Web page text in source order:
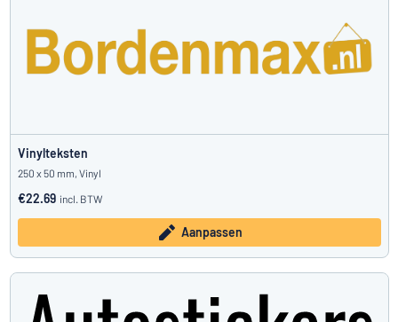
Vinylteksten
250 x 50 mm, Vinyl
€22.69 incl. BTW
Aanpassen